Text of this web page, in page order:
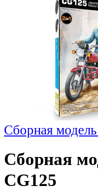
Сборная
Сборная
CG125